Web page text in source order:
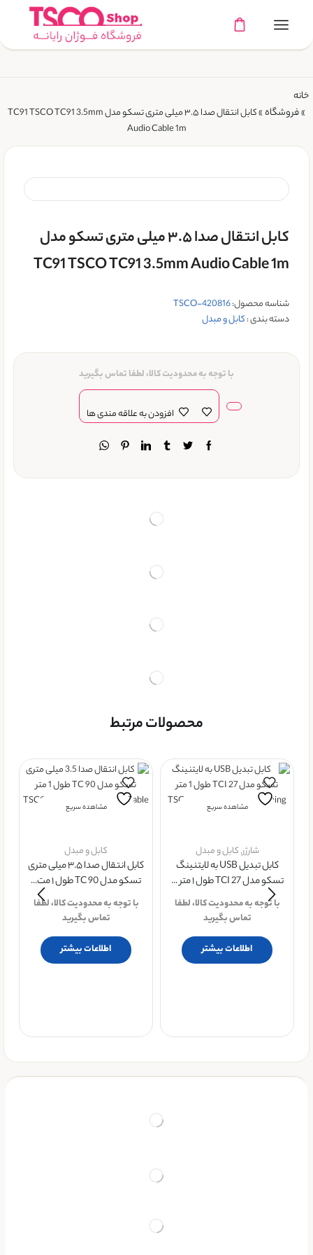
خانه
»فروشگاه»
کابل انتقال صدا ۳.۵ میلی‌ متری تسکو مدل TC91 TSCO TC91 3.5mm
Audio Cable 1m
کابل انتقال صدا ۳.۵ میلی‌ متری تسکو مدل
TC91 TSCO TC91 3.5mm Audio Cable 1m
شناسه محصول:TSCO-420816
دسته بندی :کابل و مبدل
با توجه به محدودیت کالا، لطفا تماس بگیرید
افزودن به علاقه مندی ها
محصولات مرتبط
مشاهده سریع
شارژر,کابل و مبدل
کابل تبدیل USB به لایتنینگ
تسکو مدل TCI 27 طول ۱ متر ...
با توجه به محدودیت کالا، لطفا
تماس بگیرید
اطلاعات بیشتر
مشاهده سریع
کابل و مبدل
کابل انتقال صدا ۳.۵ میلی متری
تسکو مدل TC 90 طول ۱ مت...
با توجه به محدودیت کالا، لطفا
تماس بگیرید
اطلاعات بیشتر